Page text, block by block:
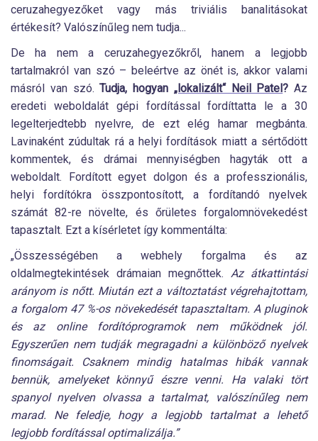
ceruzahegyezőket vagy más triviális banalitásokat
értékesít? Valószínűleg nem tudja...
De ha nem a ceruzahegyezőkről, hanem a legjobb
tartalmakról van szó – beleértve az önét is, akkor valami
másról van szó. Tudja, hogyan „lokalizált“ Neil Patel? Az
eredeti weboldalát gépi fordítással fordíttatta le a 30
legelterjedtebb nyelvre, de ezt elég hamar megbánta.
Lavinaként zúdultak rá a helyi fordítások miatt a sértődött
kommentek, és drámai mennyiségben hagyták ott a
weboldalt. Fordított egyet dolgon és a professzionális,
helyi fordítókra összpontosított, a fordítandó nyelvek
számát 82-re növelte, és őrületes forgalomnövekedést
tapasztalt. Ezt a kísérletet így kommentálta:
„Összességében a webhely forgalma és az
oldalmegtekintések drámaian megnőttek. Az átkattintási
arányom is nőtt. Miután ezt a változtatást végrehajtottam,
a forgalom 47 %-os növekedését tapasztaltam. A pluginok
és az online fordítóprogramok nem működnek jól.
Egyszerűen nem tudják megragadni a különböző nyelvek
finomságait. Csaknem mindig hatalmas hibák vannak
bennük, amelyeket könnyű észre venni. Ha valaki tört
spanyol nyelven olvassa a tartalmat, valószínűleg nem
marad. Ne feledje, hogy a legjobb tartalmat a lehető
legjobb fordítással optimalizálja.”